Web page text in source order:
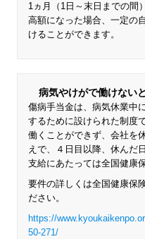
1ヵ月（1日～末日までの間
高額になった場合、一定の
けることができます。
病気やけがで働けない
傷病手当金は、病気休業中
するために設けられた制度
働くことができず、会社を
えで、４日目以降、休んだ
支給にあたっては全国健康
要件の詳しくは全国健康保
ださい。
https://
50-271/